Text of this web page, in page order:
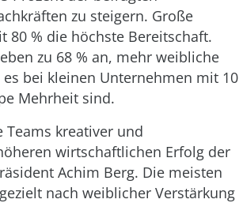
zu steigern. Große
80 % die höchste Bereitschaft.
zu 68 % an, mehr weibliche
bei kleinen Unternehmen mit 10
Mehrheit sind.
Teams kreativer und
wirtschaftlichen Erfolg der
Achim Berg. Die meisten
nach weiblicher Verstärkung